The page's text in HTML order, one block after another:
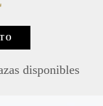
disponibles